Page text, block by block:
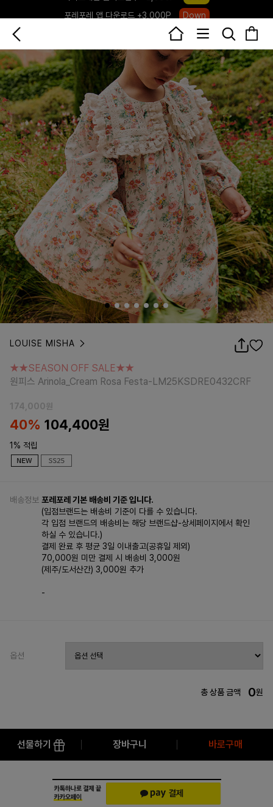
Down
하우스오브캐러셀, 국내단독 프리오더(~8/10) Click
LOUISE MISHA
원피스 Arinola_Cream Rosa Festa-LM25KSDRE0432CRF
★★SEASON OFF SALE★★
원피스 Arinola_Cream Rosa Festa-LM25KSDRE0432CRF
174,000원
40% 104,400원
1% 적립
배송정보 포레포레 기본 배송비 기준 입니다.
(입점브랜드는 배송비 기준이 다를 수 있습니다.
각 입점 브랜드의 배송비는 해당 브랜드샵-상세페이지에서 확인
하실 수 있습니다.)
결제 완료 후 평균 3일 이내출고(공휴일 제외)
70,000원 미만 결제 시 배송비 3,000원
(제주/도서산간) 3,000원 추가
-
옵션
총 상품 금액 0원
선물하기 장바구니 바로구매